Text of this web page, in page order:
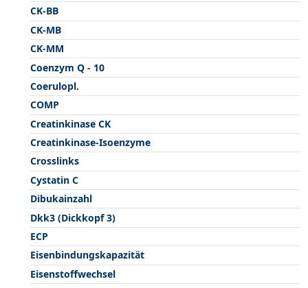
CK-BB
CK-MB
CK-MM
Coenzym Q - 10
Coerulopl.
COMP
Creatinkinase CK
Creatinkinase-Isoenzyme
Crosslinks
Cystatin C
Dibukainzahl
Dkk3 (Dickkopf 3)
ECP
Eisenbindungskapazität
Eisenstoffwechsel